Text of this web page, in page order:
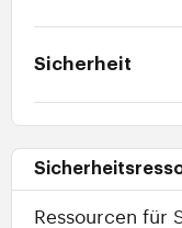
Sicherheit
Ressourcen für